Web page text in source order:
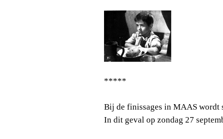
*****
Bij de finissages in MAAS wordt
In dit geval op zondag 27